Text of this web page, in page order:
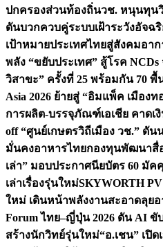
ปกครองส่วนท้องถิ่นวช. หนุนทุน
ดันบวกควบคู่ระบบเฝ้าระวังอัจฉ
เป้าหมายประเทศไทยสู่สังคมอา
พลัง “ขยับประเทศ” สู้โรค NCDs
วิสาขะ” ครั้งที่ 25 พร้อมกัน 70
Asia 2026 ย้ายสู่ “อิมแพ็ค เมือง
การผลิต-บรรจุภัณฑ์เอเชีย คาดเ
off “ศูนย์เกษตรวิถีเมือง วช.” ดัน
มั่นคงอาหารไทยกองทุนพัฒนาสื่อ
เล่า” มอบประกาศนียบัตร 60 มั
เล่าเรื่องรุ่นใหม่SKYWORTH
ใหม่ เดินหน้าพลังงานสะอาดลุยอ
Forum ไทย–ญี่ปุ่น 2026 ดัน AI
สร้างนักวิทย์รุ่นใหม่“อ.เชน” เปิ